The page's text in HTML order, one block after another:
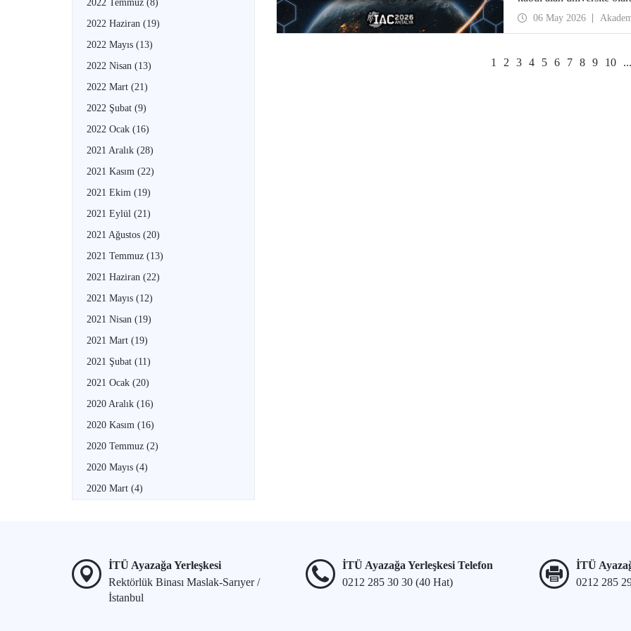
2022 Temmuz (8)
2022 Haziran (19)
2022 Mayıs (13)
2022 Nisan (13)
2022 Mart (21)
2022 Şubat (9)
2022 Ocak (16)
2021 Aralık (28)
2021 Kasım (22)
2021 Ekim (19)
2021 Eylül (21)
2021 Ağustos (20)
2021 Temmuz (13)
2021 Haziran (22)
2021 Mayıs (12)
2021 Nisan (19)
2021 Mart (19)
2021 Şubat (11)
2021 Ocak (20)
2020 Aralık (16)
2020 Kasım (16)
2020 Temmuz (2)
2020 Mayıs (4)
2020 Mart (4)
06 May 2026
1 2 3 4 5 6 7 8 9 10 ...
İTÜ Ayazağa Yerleşkesi
Rektörlük Binası Maslak-Sarıyer /
İstanbul
İTÜ Ayazağa Yerleşkesi Telefon
0212 285 30 30 (40 Hat)
İTÜ
0212 285